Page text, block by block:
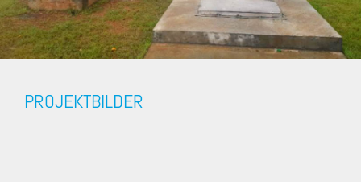
PROJEKTBILDER